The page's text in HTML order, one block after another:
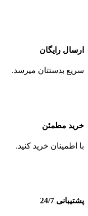
ارسال رایگان
سریع بدستتان میرسد.
خرید مطمئن
با اطمینان خرید کنید.
پشتیبانی 24/7